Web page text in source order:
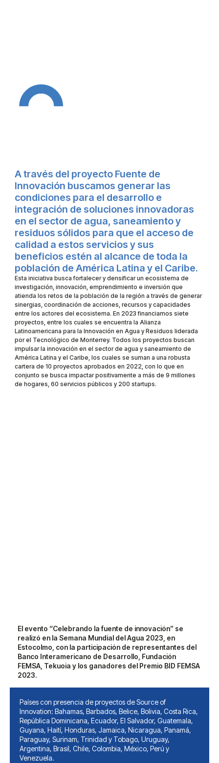
El evento “Celebrando la fuente de innovación” se
realizó en la Semana Mundial del Agua 2023, en
Estocolmo, con la participación de representantes del
Banco Interamericano de Desarrollo, Fundación
FEMSA, Tekuoia y los ganadores del Premio BID FEMSA
2023.
A través del proyecto Fuente de
Innovación buscamos generar las
condiciones para el desarrollo e
integración de soluciones innovadoras
en el sector de agua, saneamiento y
residuos sólidos para que el acceso de
calidad a estos servicios y sus
beneficios estén al alcance de toda la
población de América Latina y el Caribe.
Esta iniciativa busca fortalecer y densificar un ecosistema de
investigación, innovación, emprendimiento e inversión que
atienda los retos de la población de la región a través de generar
sinergias, coordinación de acciones, recursos y capacidades
entre los actores del ecosistema. En 2023 financiamos siete
proyectos, entre los cuales se encuentra la Alianza
Latinoamericana para la Innovación en Agua y Residuos liderada
por el Tecnológico de Monterrey. Todos los proyectos buscan
impulsar la innovación en el sector de agua y saneamiento de
América Latina y el Caribe, los cuales se suman a una robusta
cartera de 10 proyectos aprobados en 2022, con lo que en
conjunto se busca impactar positivamente a más de 9 millones
de hogares, 60 servicios públicos y 200 startups.
Países con presencia de proyectos de Source of
Innovation: Bahamas, Barbados, Belice, Bolivia, Costa Rica,
República Dominicana, Ecuador, El Salvador, Guatemala,
Guyana, Haití, Honduras, Jamaica, Nicaragua, Panamá,
Paraguay, Surinam, Trinidad y Tobago, Uruguay,
Argentina, Brasil, Chile, Colombia, México, Perú y
Venezuela.